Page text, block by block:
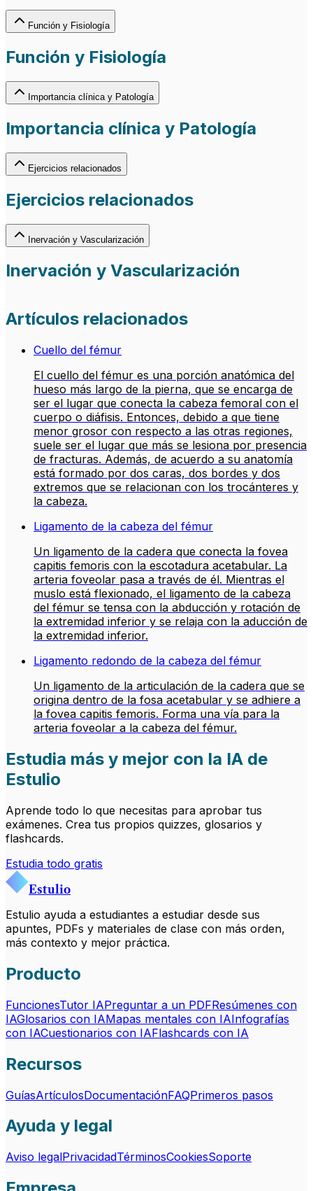
Función y Fisiología
Función y Fisiología
Importancia clínica y Patología
Importancia clínica y Patología
Ejercicios relacionados
Ejercicios relacionados
Inervación y Vascularización
Inervación y Vascularización
Artículos relacionados
Cuello del fémur
El cuello del fémur es una porción anatómica del
hueso más largo de la pierna, que se encarga de
ser el lugar que conecta la cabeza femoral con el
cuerpo o diáfisis. Entonces, debido a que tiene
menor grosor con respecto a las otras regiones,
suele ser el lugar que más se lesiona por presencia
de fracturas. Además, de acuerdo a su anatomía
está formado por dos caras, dos bordes y dos
extremos que se relacionan con los trocánteres y
la cabeza.
Ligamento de la cabeza del fémur
Un ligamento de la cadera que conecta la fovea
capitis femoris con la escotadura acetabular. La
arteria foveolar pasa a través de él. Mientras el
muslo está flexionado, el ligamento de la cabeza
del fémur se tensa con la abducción y rotación de
la extremidad inferior y se relaja con la aducción de
la extremidad inferior.
Ligamento redondo de la cabeza del fémur
Un ligamento de la articulación de la cadera que se
origina dentro de la fosa acetabular y se adhiere a
la fovea capitis femoris. Forma una vía para la
arteria foveolar a la cabeza del fémur.
Estudia más y mejor con la IA de
Estulio
Aprende todo lo que necesitas para aprobar tus
exámenes. Crea tus propios quizzes, glosarios y
flashcards.
Estudia todo gratis
Estulio
Estulio ayuda a estudiantes a estudiar desde sus
apuntes, PDFs y materiales de clase con más orden,
más contexto y mejor práctica.
Producto
FuncionesTutor IAPreguntar a un PDFResúmenes con
IAGlosarios con IAMapas mentales con IAInfografías
con IACuestionarios con IAFlashcards con IA
Recursos
GuíasArtículosDocumentaciónFAQPrimeros pasos
Ayuda y legal
Aviso legalPrivacidadTérminosCookiesSoporte